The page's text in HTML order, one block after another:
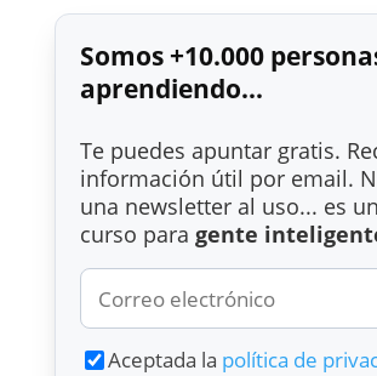
Somos +10.000
aprendiendo...
Te puedes apuntar gratis.
información útil por email.
una newsletter al uso... es
curso para gente
Aceptada la política de